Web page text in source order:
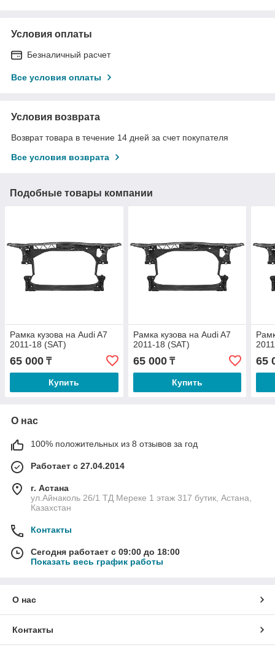
Условия оплаты
Безналичный расчет
Все условия оплаты
Условия возврата
Возврат товара в течение 14 дней за счет покупателя
Все условия возврата
Подобные товары компании
Рамка кузова на Audi A7
2011-18 (SAT)
65 000 ₸
Купить
Рамка кузова на Audi A7
2011-18 (SAT)
65 000₸
Купить
65
О нас
100% положительных из 8 отзывов за год
Работает с 27.04.2014
г. Астана
ул.Айнаколь 26/1 ТД Мереке 1 этаж 317 бутик, Астана,
Казахстан
Контакты
Сегодня работает с 09:00 до 18:00
Показать весь график работы
О нас
Контакты